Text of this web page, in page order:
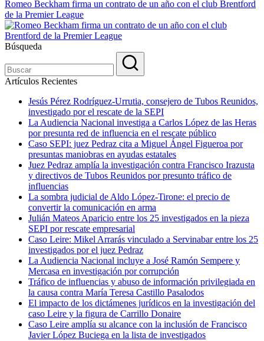
Romeo Beckham firma un contrato de un año con el club Brentford
de la Premier League
Búsqueda
Artículos Recientes
Jesús Pérez Rodríguez-Urrutia, consejero de Tubos Reunidos,
investigado por el rescate de la SEPI
La Audiencia Nacional investiga a Carlos López de las Heras
por presunta red de influencia en el rescate público
Caso SEPI: juez Pedraz cita a Miguel Ángel Figueroa por
presuntas maniobras en ayudas estatales
Juez Pedraz amplía la investigación contra Francisco Irazusta
y directivos de Tubos Reunidos por presunto tráfico de
influencias
La sombra judicial de Aldo López-Tirone: el precio de
convertir la comunicación en arma
Julián Mateos Aparicio entre los 25 investigados en la pieza
SEPI por rescate empresarial
Caso Leire: Mikel Arrarás vinculado a Servinabar entre los 25
investigados por el juez Pedraz
La Audiencia Nacional incluye a José Ramón Sempere y
Mercasa en investigación por corrupción
Tráfico de influencias y abuso de información privilegiada en
la causa contra María Teresa Castillo Pasalodos
El impacto de los dictámenes jurídicos en la investigación del
caso Leire y la figura de Carrillo Donaire
Caso Leire amplía su alcance con la inclusión de Francisco
Javier López Buciega en la lista de investigados